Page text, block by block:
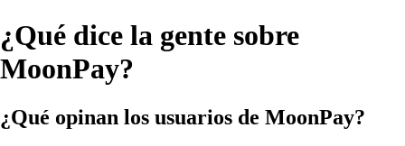
¿Qué dice la gente sobre
MoonPay?
¿Qué opinan los usuarios de MoonPay?